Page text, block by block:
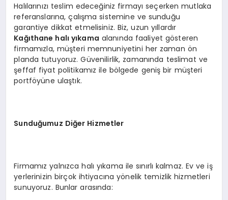
Halılarınızı teslim edeceğiniz firmayı seçerken mutlaka
referanslarına, çalışma sistemine ve sunduğu
garantiye dikkat etmelisiniz. Biz, uzun yıllardır
Kağıthane halı yıkama alanında faaliyet gösteren
firmamızla, müşteri memnuniyetini her zaman ön
planda tutuyoruz. Güvenilirlik, zamanında teslimat ve
şeffaf fiyat politikamız ile bölgede geniş bir müşteri
portföyüne ulaştık.
Sunduğumuz Diğer Hizmetler
Firmamız yalnızca halı yıkama ile sınırlı kalmaz. Ev ve iş
yerlerinizin birçok ihtiyacına yönelik temizlik hizmetleri
sunuyoruz. Bunlar arasında: